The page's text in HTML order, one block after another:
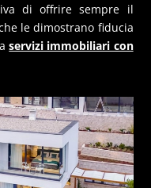
di offrire sempre il
le dimostrano fiducia
servizi immobiliari con